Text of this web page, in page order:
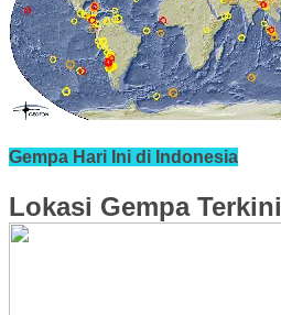
Gempa Hari Ini di Indonesia
Lokasi Gempa Terkini